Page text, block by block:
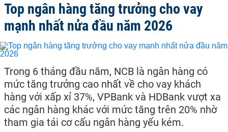
Top ngân hàng tăng trưởng cho vay
mạnh nhất nửa đầu năm 2026
Trong 6 tháng đầu năm, NCB là ngân hàng có
mức tăng trưởng cao nhất về cho vay khách
hàng với xấp xỉ 37%, VPBank và HDBank vượt xa
các ngân hàng khác với mức tăng trên 20% nhờ
tham gia tái cơ cấu ngân hàng yếu kém.